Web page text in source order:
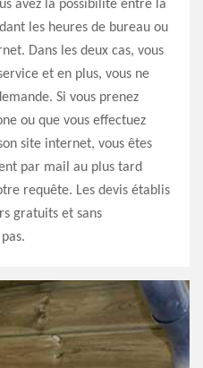
avez la possibilité entre la
les heures de bureau ou
Dans les deux cas, vous
et en plus, vous ne
Si vous prenez
ou que vous effectuez
site internet, vous êtes
par mail au plus tard
requête. Les devis établis
gratuits et sans